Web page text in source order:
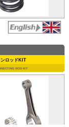
ンロッドKIT
ROD KIT